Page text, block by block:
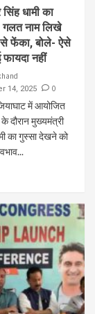
धामी का
गलत नाम लिखे
से फेंका, बोले- ऐसे
फायदा नहीं
14, 2025 0
में आयोजित
दौरान मुख्यमंत्री
का गुस्सा देखने को